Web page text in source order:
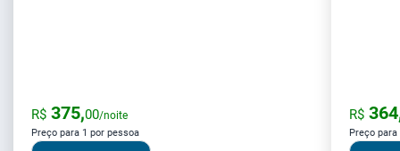
R$ 375,00/noite
Preço para 1 por pessoa
R$
Preço